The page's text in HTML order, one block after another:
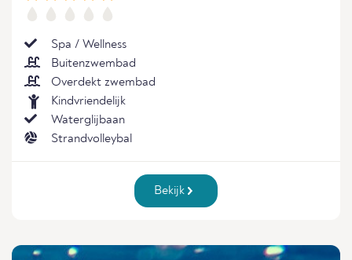
Spa / Wellness
Buitenzwembad
Overdekt zwembad
Kindvriendelijk
Waterglijbaan
Strandvolleybal
Bekijk